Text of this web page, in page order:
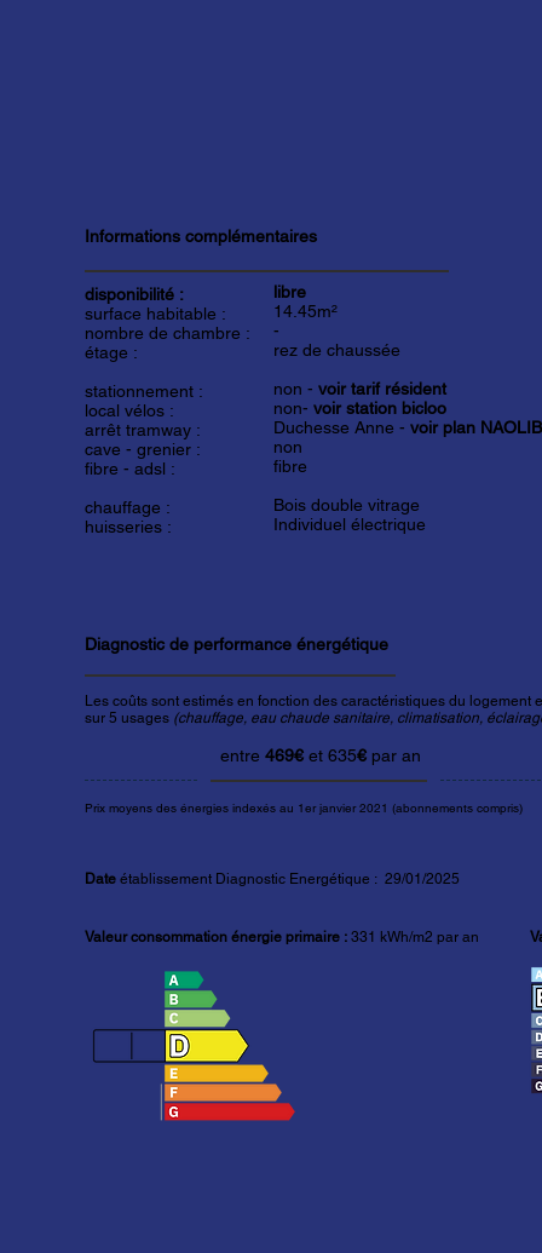
Informations complémentaires
disponibilité :
surface habitable :
nombre de chambre :
étage :
stationnement :
local vélos :
arrêt tramway :
cave - grenier :
fibre - adsl :
chauffage :
huisseries :
libre
14.45m²
-
rez de chaussée
non - voir tarif résident
non- voir station bicloo
Duchesse Anne - voir plan NAOLIB
non
fibre
Bois double vitrage
Individuel électrique
Diagnostic de performance énergétique
Les coûts sont estimés en fonction des caractéristiques du logement
sur 5 usages (chauffage, eau chaude sanitaire, climatisation,
entre 469€ et 635€ par an
Prix moyens des énergies indexés au 1er janvier 2021 (abonnements compris)
Date établissement Diagnostic Energétique : 29/01/2025
Valeur consommation énergie primaire : 331 kWh/m2 par an